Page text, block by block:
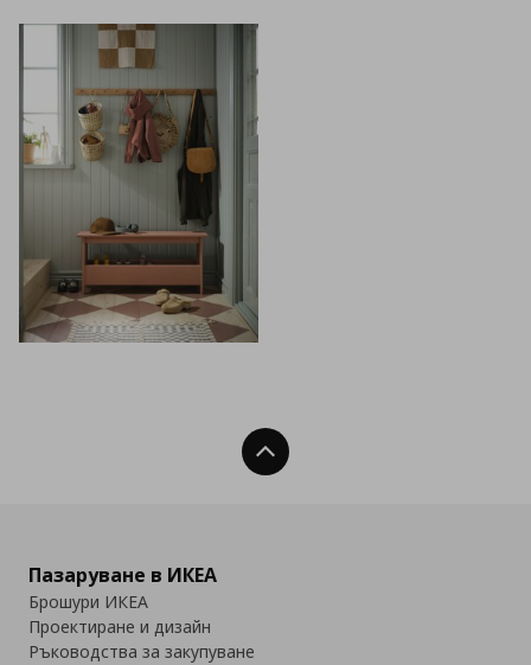
Нагоре
Пазаруване в ИКЕА
Брошури ИКЕА
Проектиране и дизайн
Ръководства за закупуване